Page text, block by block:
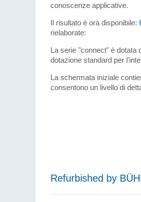
conoscenze applicative.
Il risultato è ora disponibile:
rielaborate:
La serie "connect" è dotata
dotazione standard per
La schermata iniziale
consentono un livello di
Refurbished by